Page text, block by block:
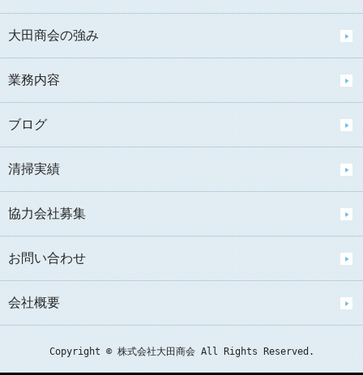
大田商会の強み
業務内容
ブログ
清掃実績
協力会社募集
お問い合わせ
会社概要
Copyright © 株式会社大田商会 All Rights Reserved.